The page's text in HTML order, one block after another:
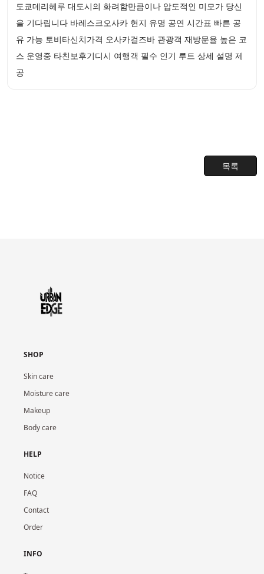
도쿄데리헤루 대도시의 화려함만큼이나 압도적인 미모가 당신
을 기다립니다 바레스크오사카 현지 유명 공연 시간표 빠른 공
유 가능 토비타신치가격 오사카걸즈바 관광객 재방문율 높은 코
스 운영중 타친보후기디시 여행객 필수 인기 루트 상세 설명 제
공
목록
SHOP
Skin care
Moisture care
Makeup
Body care
HELP
Notice
FAQ
Contact
Order
INFO